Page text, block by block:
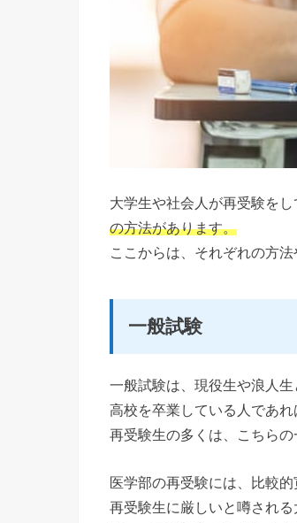
大学生や社会人が再受験をし
の方法があります。
ここからは、それぞれの方
一般試験
一般試験は、現役生や浪人生
高校を卒業している人であれ
再受験生の多くは、こちらの
医学部の再受験には、比較
再受験生に厳しいと噂される